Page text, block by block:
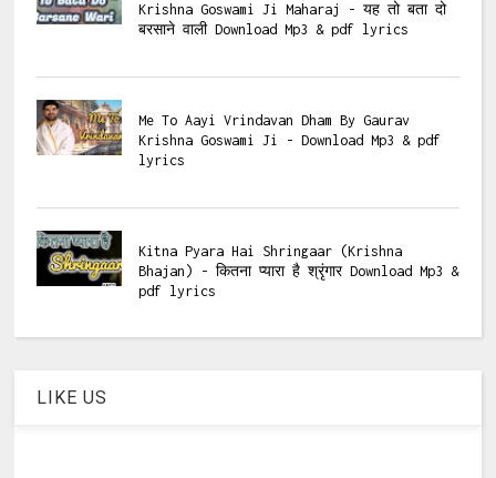
Krishna Goswami Ji Maharaj - यह तो बता दो
बरसाने वाली Download Mp3 & pdf lyrics
Me To Aayi Vrindavan Dham By Gaurav
Krishna Goswami Ji - Download Mp3 & pdf
lyrics
Kitna Pyara Hai Shringaar (Krishna
Bhajan) - कितना प्यारा है श्रृंगार Download Mp3 &
pdf lyrics
LIKE US